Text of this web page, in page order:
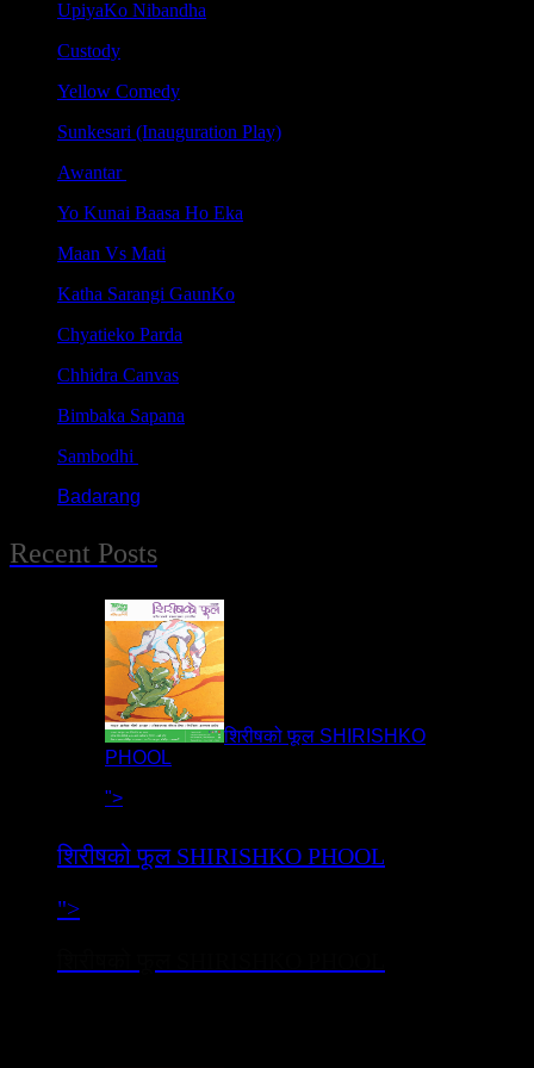
UpiyaKo Nibandha
Custody
Yellow Comedy
Sunkesari (Inauguration Play)
Awantar
Yo Kunai Baasa Ho Eka
Maan Vs Mati
Katha Sarangi GaunKo
Chyatieko Parda
Chhidra Canvas
Bimbaka Sapana
Sambodhi
Badarang
Recent Posts
शिरीषको फूल SHIRISHKO
PHOOL
">
शिरीषको फूल SHIRISHKO PHOOL
">